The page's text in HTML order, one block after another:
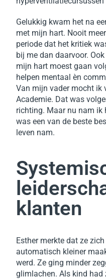
Gelukkig kwam het na
met mijn hart. Nooit
periode dat het kritiek
bij me dan daarvoor.
mijn hart moest gaan
helpen mentaal èn
Van mijn vader mocht ik
Academie. Dat was
richting. Maar nu nam ik
was een van de beste
leven nam.
klanten
Esther merkte dat ze
automatisch kleiner
werd. Ze ging minder
glimlachen. Als kind had